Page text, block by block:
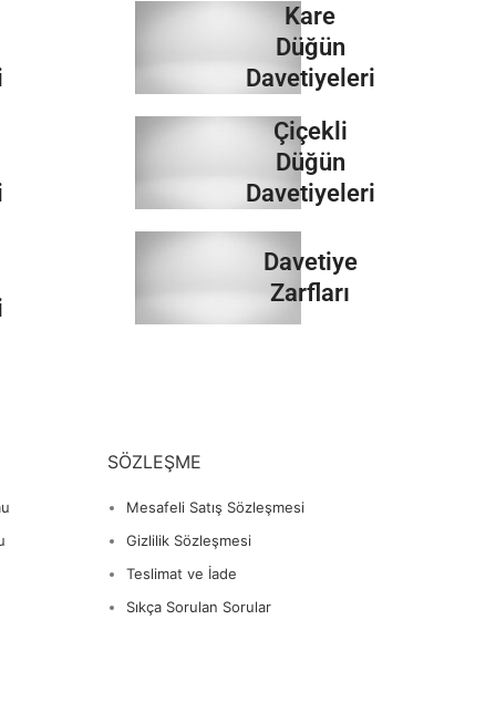
Kare
Düğün
Davetiyeleri
İncele
Çiçekli
Düğün
Davetiyeleri
İncele
Davetiye
Zarfları
SÖZLEŞME
Mesafeli Satış Sözleşmesi
Gizlilik Sözleşmesi
Teslimat ve İade
Sıkça Sorulan Sorular